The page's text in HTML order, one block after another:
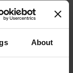
About
*